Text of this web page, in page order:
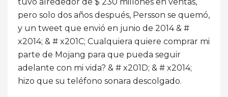
pero solo dos años después, Persson se quemó,
y un tweet que envió en junio de 2014 & #
x2014; & # x201C; Cualquiera quiere comprar mi
parte de Mojang para que pueda seguir
adelante con mi vida? & # x201D; & # x2014;
hizo que su teléfono sonara descolgado.